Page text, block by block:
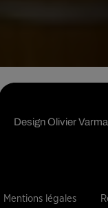
DesignOlivier Varma
Mentions légales